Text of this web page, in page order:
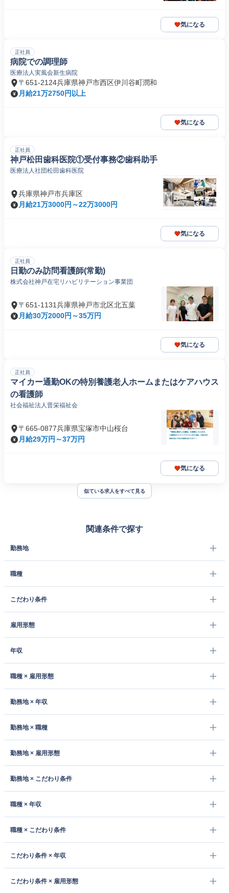
気になる
正社員
病院での調理師
医療法人実風会新生病院
〒651-2124兵庫県神戸市西区伊川谷町潤和
月給21万2750円以上
気になる
正社員
神戸松田歯科医院①受付事務②歯科助手
医療法人社団松田歯科医院
兵庫県神戸市兵庫区
月給21万3000円～22万3000円
気になる
正社員
日勤のみ訪問看護師(常勤)
株式会社神戸在宅リハビリテーション事業団
〒651-1131兵庫県神戸市北区北五葉
月給30万2000円～35万円
気になる
正社員
マイカー通勤OKの特別養護老人ホームまたはケアハウス
の看護師
社会福祉法人晋栄福祉会
〒665-0877兵庫県宝塚市中山桜台
月給29万円～37万円
気になる
似ている求人をすべて見る
関連条件で探す
勤務地
職種
こだわり条件
雇用形態
年収
職種 × 雇用形態
勤務地 × 年収
勤務地 × 職種
勤務地 × 雇用形態
勤務地 × こだわり条件
職種 × 年収
職種 × こだわり条件
こだわり条件 × 年収
こだわり条件 × 雇用形態